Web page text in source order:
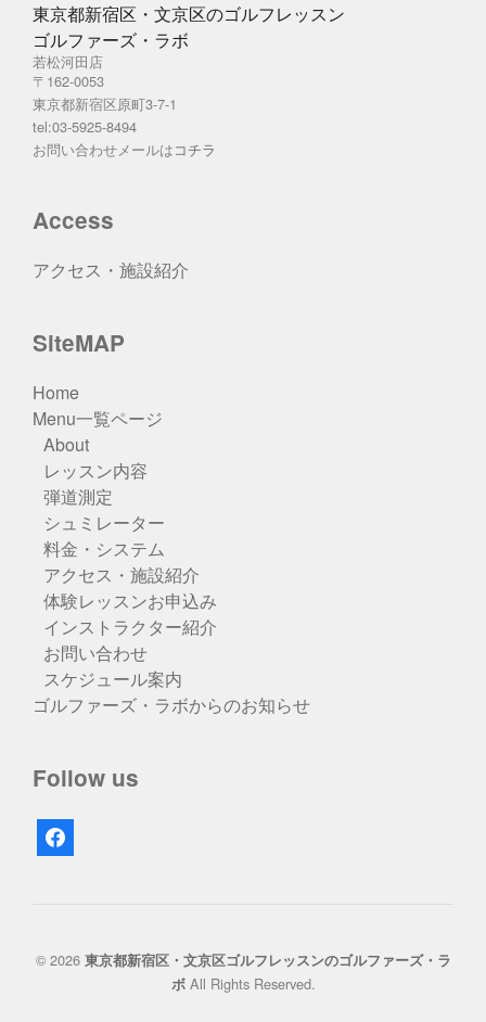
東京都新宿区・文京区のゴルフレッスン
ゴルファーズ・ラボ
若松河田店
〒162-0053
東京都新宿区原町3-7-1
tel:03-5925-8494
お問い合わせメールはコチラ
Access
アクセス・施設紹介
SiteMAP
Home
Menu一覧ページ
About
レッスン内容
弾道測定
シュミレーター
料金・システム
アクセス・施設紹介
体験レッスンお申込み
インストラクター紹介
お問い合わせ
スケジュール案内
ゴルファーズ・ラボからのお知らせ
Follow us
facebook
© 2026 東京都新宿区・文京区ゴルフレッスンのゴルファーズ・ラ
ボAll Rights Reserved.